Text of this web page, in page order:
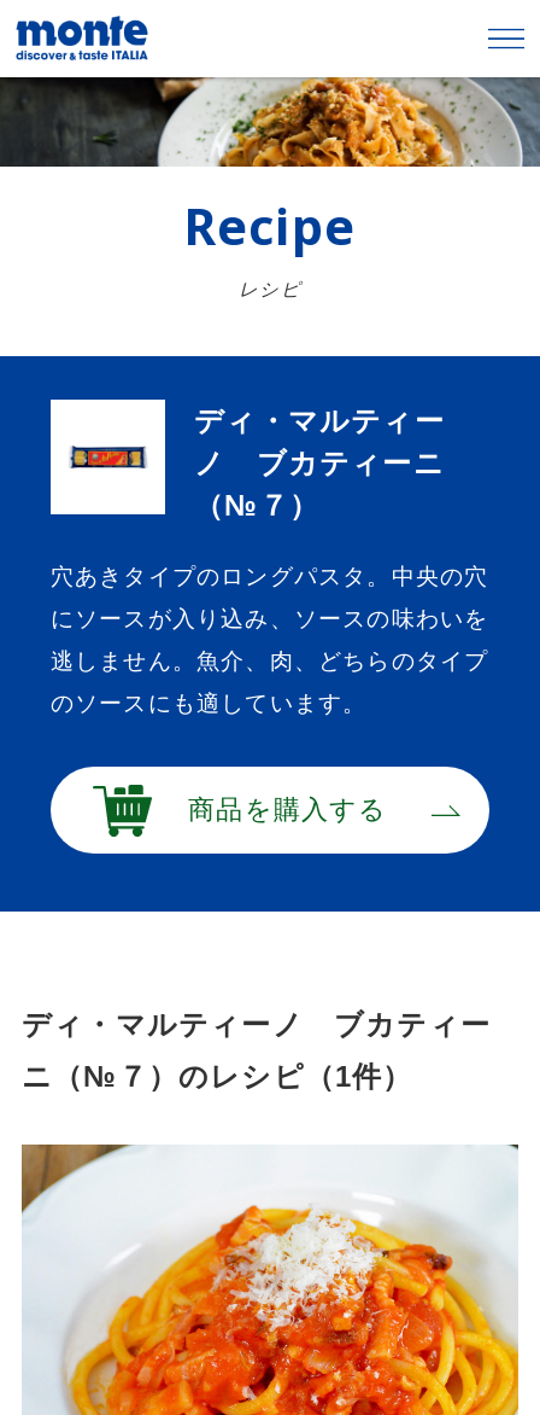
Recipe
レシピ
ディ・マルティー
ノ ブカティーニ
（№７）
穴あきタイプのロングパスタ。中央の穴
にソースが入り込み、ソースの味わいを
逃しません。魚介、肉、どちらのタイプ
のソースにも適しています。
商品を購入する
ディ・マルティーノ ブカティー
ニ（№７）のレシピ（1件）